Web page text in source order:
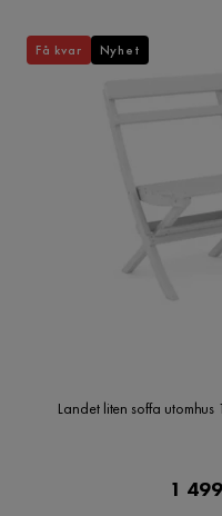
Landet liten soffa
1
Få kvar Nyhet